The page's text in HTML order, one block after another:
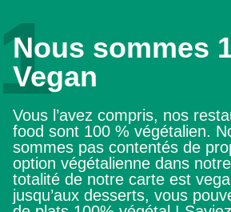
Nous sommes
Vegan
Vous l’avez compris, nos
food sont 100 % végétalien.
sommes pas contentés de
option végétalienne dans
totalité de notre carte est
jusqu’aux desserts, vous